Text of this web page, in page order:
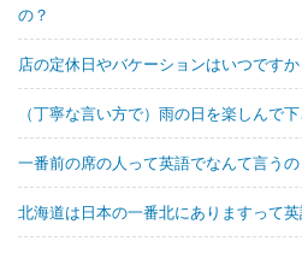
の？
店の定休日やバケーションはいつです
（丁寧な言い方で）雨の日を楽しんで
一番前の席の人って英語でなんて言うの
北海道は日本の一番北にありますって